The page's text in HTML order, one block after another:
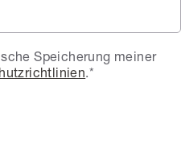
Speicherung meiner
.*